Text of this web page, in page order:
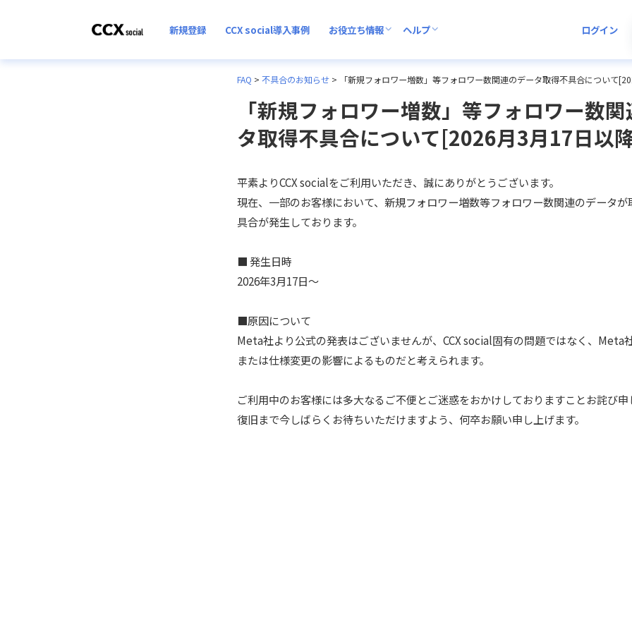
新規登録 CCX social導入事例 お役立ち情報 ヘルプ ログイン
FAQ > 不具合のお知らせ> 「新規フォロワー増数」等フォロワー数関連のデータ取得不具合について
「新規フォロワー増数」等フォロワー数
タ取得不具合について[2026月3月17日以
平素よりCCX socialをご利用いただき、誠にありがとうございます。
現在、一部のお客様において、新規フォロワー増数等フォロワー数関連のデータ
具合が発生しております。
■ 発生日時
2026年3月17日〜
■原因について
Meta社より公式の発表はございませんが、CCX social固有の問題ではなく、Meta
または仕様変更の影響によるものだと考えられます。
ご利用中のお客様には多大なるご不便とご迷惑をおかけしておりますことお詫び申
復旧まで今しばらくお待ちいただけますよう、何卒お願い申し上げます。